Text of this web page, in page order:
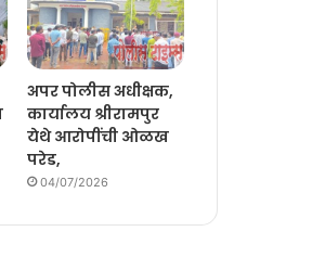
अपर पोलीस अधीक्षक,
कार्यालय श्रीरामपुर
येथे आरोपींची ओळख
परेड,
04/07/2026